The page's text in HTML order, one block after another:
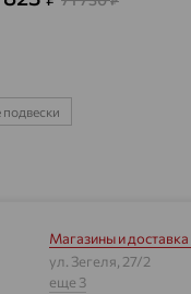
Магазины и доставка
ул. Зегеля, 27/2
еще 3